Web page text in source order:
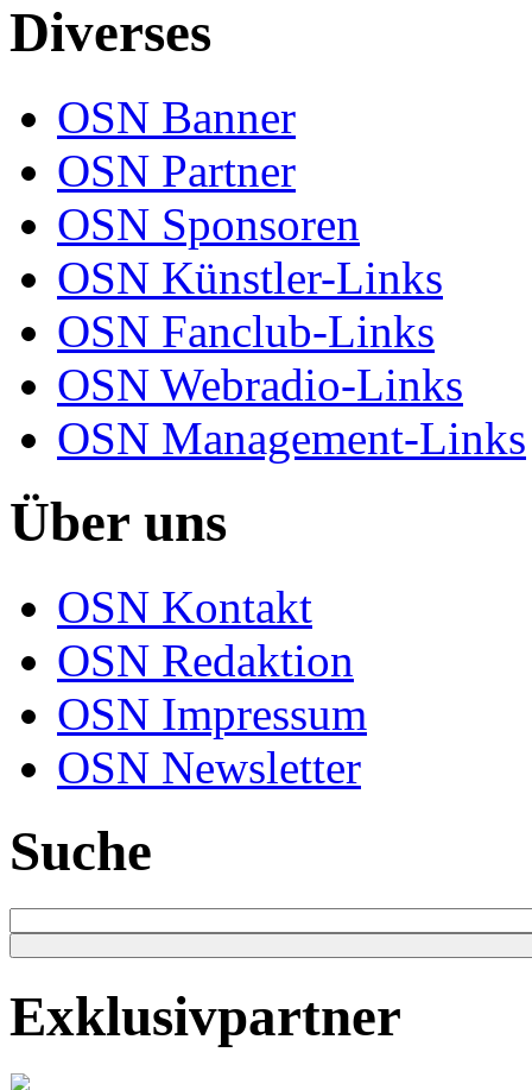
Diverses
OSN Banner
OSN Partner
OSN Sponsoren
OSN Künstler-Links
OSN Fanclub-Links
OSN Webradio-Links
OSN Management-Links
Über uns
OSN Kontakt
OSN Redaktion
OSN Impressum
OSN Newsletter
Suche
Exklusivpartner